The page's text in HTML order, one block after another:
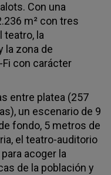
Con una
m² con tres
la
la zona de
con carácter
entre platea (257
un escenario de 9
fondo, 5 metros de
el teatro-auditorio
acoger la
de la población y